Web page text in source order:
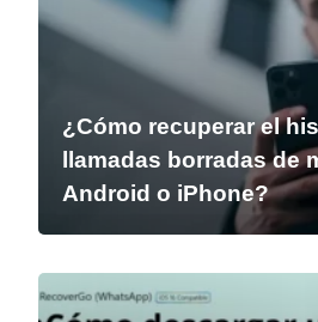
¿Cómo recuperar el
llamadas borradas de
Android o iPhone?